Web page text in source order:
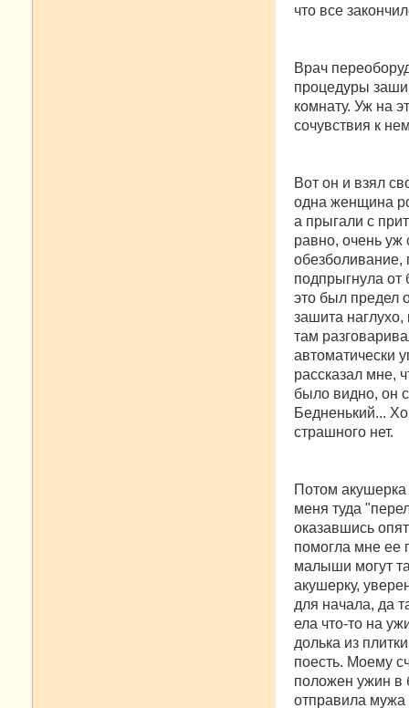
что все
Врач
процедуры
комнату. Уж на
сочувствия к
Вот он и взял
одна женщина
а прыгали с
равно, очень
обезболивание,
подпрыгнула
это был предел
зашита
там
автоматически
рассказал мне,
было видно, он
Бедненький...
страшного нет.
Потом
меня туда
оказавшись
помогла мне ее
малыши могут
акушерку,
для начала, да
ела что-то на
долька из
поесть. Моему
положен ужин в
отправила мужа